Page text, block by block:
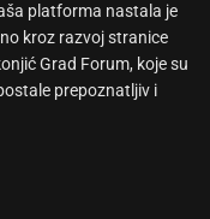
platforma nastala je
kroz razvoj stranice
Grad Forum, koje su
prepoznatljiv i